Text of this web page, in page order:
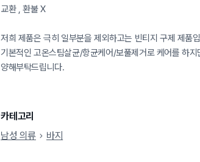
교환 , 환불 X
저희 제품은 극히 일부분을 제외하고는 빈티지 구제 제품
기본적인 고온스팀살균/항균케어/보풀제거로 케어를 하
양해부탁드립니다.
카테고리
남성 의류
바지